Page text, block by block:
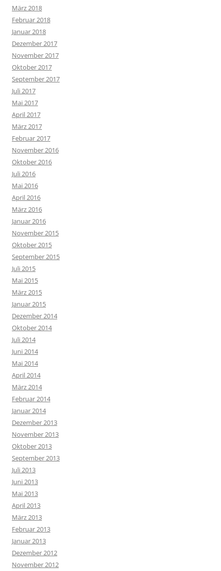
März 2018
Februar 2018
Januar 2018
Dezember 2017
November 2017
Oktober 2017
September 2017
Juli 2017
Mai 2017
April 2017
März 2017
Februar 2017
November 2016
Oktober 2016
Juli 2016
Mai 2016
April 2016
März 2016
Januar 2016
November 2015
Oktober 2015
September 2015
Juli 2015
Mai 2015
März 2015
Januar 2015
Dezember 2014
Oktober 2014
Juli 2014
Juni 2014
Mai 2014
April 2014
März 2014
Februar 2014
Januar 2014
Dezember 2013
November 2013
Oktober 2013
September 2013
Juli 2013
Juni 2013
Mai 2013
April 2013
März 2013
Februar 2013
Januar 2013
Dezember 2012
November 2012